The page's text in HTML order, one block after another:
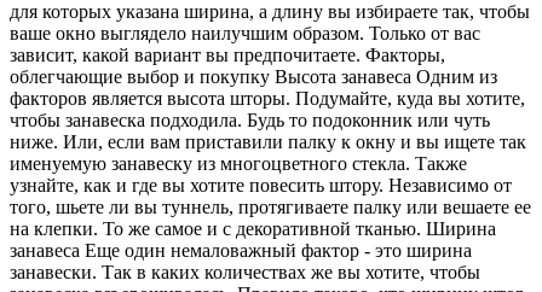
для которых указана ширина, а длину вы избираете так, чтобы
ваше окно выглядело наилучшим образом. Только от вас
зависит, какой вариант вы предпочитаете. Факторы,
облегчающие выбор и покупку Высота занавеса Одним из
факторов является высота шторы. Подумайте, куда вы хотите,
чтобы занавеска подходила. Будь то подоконник или чуть
ниже. Или, если вам приставили палку к окну и вы ищете так
именуемую занавеску из многоцветного стекла. Также
узнайте, как и где вы хотите повесить штору. Независимо от
того, шьете ли вы туннель, протягиваете палку или вешаете ее
на клепки. То же самое и с декоративной тканью. Ширина
занавеса Еще один немаловажный фактор - это ширина
занавески. Так в каких количествах же вы хотите, чтобы